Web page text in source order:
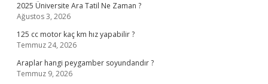
2025 Üniversite Ara Tatil Ne Zaman ?
Ağustos 3, 2026
125 cc motor kaç km hız yapabilir ?
Temmuz 24, 2026
Araplar hangi peygamber soyundandır ?
Temmuz 9, 2026